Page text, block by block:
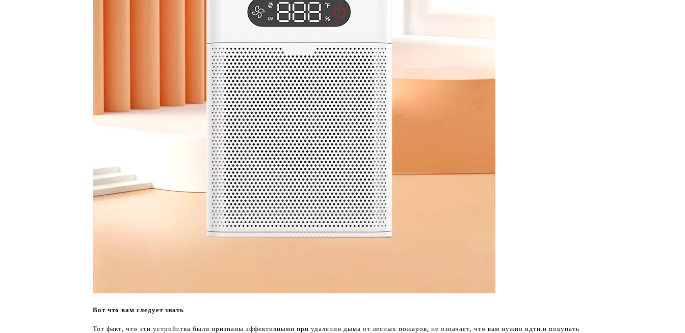
Вот что вам следует знать
Тот факт, что эти устройства были признаны эффективными при удалении дыма от лесных пожаров, не означает, что вам нужно идти и покупать